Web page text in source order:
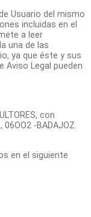
Usuario del mismo
incluidas en el
a leer
una de las
ya que éste y sus
Aviso Legal pueden
con
06OO2 -BADAJOZ.
en el siguiente